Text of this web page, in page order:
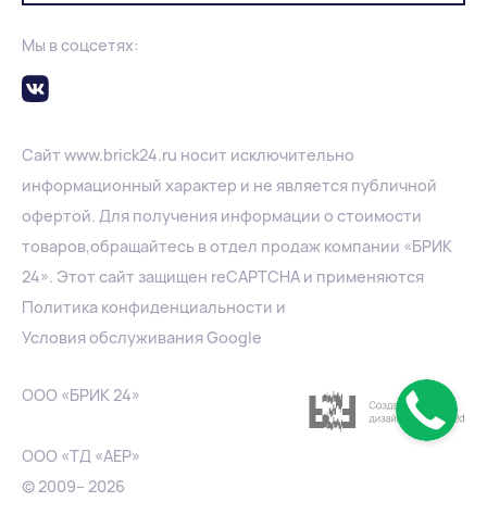
Мы в соцсетях:
Сайт www.brick24.ru носит исключительно
информационный характер и не является публичной
офертой. Для получения информации о стоимости
товаров,обращайтесь в отдел продаж компании «БРИК
24». Этот сайт защищен reCAPTCHA и применяются
Политика конфиденциальности и
Условия обслуживания Google
ООО «БРИК 24»
ООО «ТД «АЕР»
© 2009– 2026